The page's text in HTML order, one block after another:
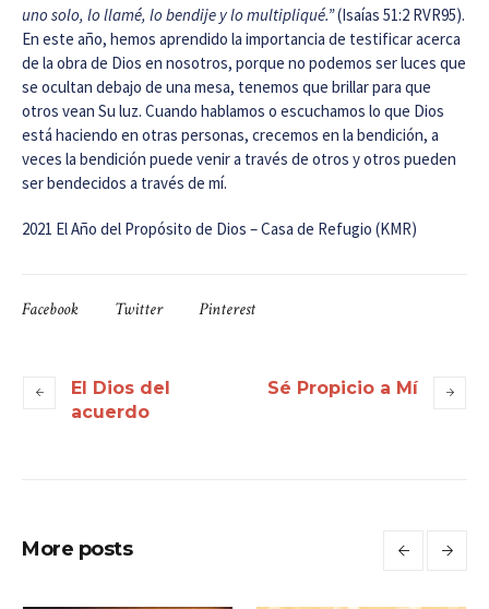
uno solo, lo llamé, lo bendije y lo multipliqué.”(Isaías 51:2 RVR95).
En este año, hemos aprendido la importancia de testificar acerca
de la obra de Dios en nosotros, porque no podemos ser luces que
se ocultan debajo de una mesa, tenemos que brillar para que
otros vean Su luz. Cuando hablamos o escuchamos lo que Dios
está haciendo en otras personas, crecemos en la bendición, a
veces la bendición puede venir a través de otros y otros pueden
ser bendecidos a través de mí.
2021 El Año del Propósito de Dios – Casa de Refugio (KMR)
Facebook Twitter Pinterest
El Dios del
acuerdo
Sé Propicio a Mí
More posts